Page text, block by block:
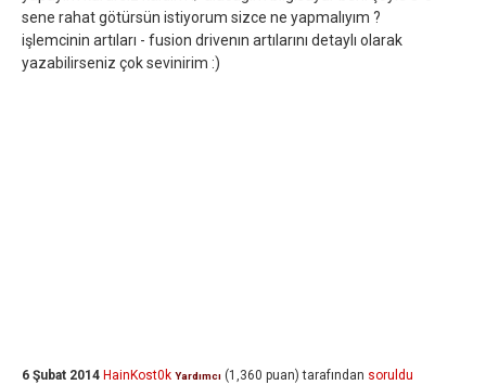
sene rahat götürsün istiyorum sizce ne yapmalıyım ?
işlemcinin artıları - fusion drivenın artılarını detaylı olarak
yazabilirseniz çok sevinirim :)
6 Şubat 2014 HainKost0k Yardımcı (1,360 puan) tarafından soruldu